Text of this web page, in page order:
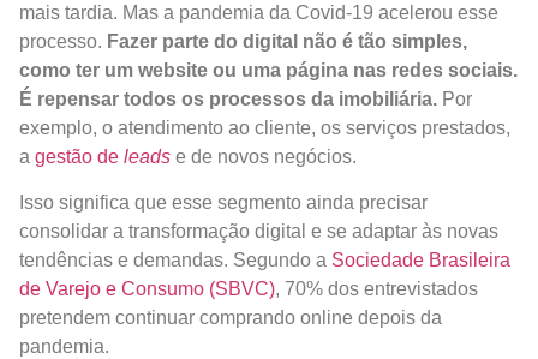
mais tardia. Mas a pandemia da Covid-19 acelerou esse
processo. Fazer parte do digital não é tão simples,
como ter um website ou uma página nas redes sociais.
É repensar todos os processos da imobiliária. Por
exemplo, o atendimento ao cliente, os serviços prestados,
a gestão de leads e de novos negócios.
Isso significa que esse segmento ainda precisar
consolidar a transformação digital e se adaptar às novas
tendências e demandas. Segundo a Sociedade Brasileira
de Varejo e Consumo (SBVC), 70% dos entrevistados
pretendem continuar comprando online depois da
pandemia.